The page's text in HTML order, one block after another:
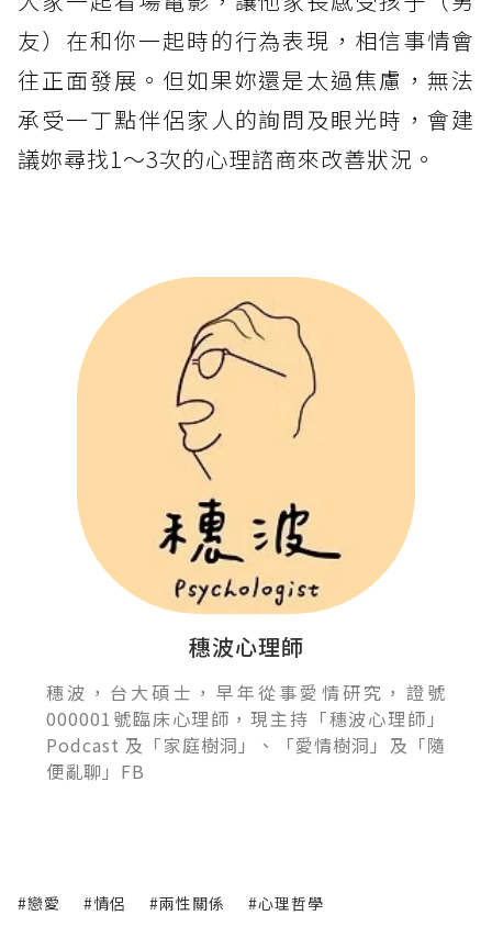
友）在和你一起時的行為表現，相信事情會
往正面發展。但如果妳還是太過焦慮，無法
承受一丁點伴侶家人的詢問及眼光時，會建
議妳尋找1～3次的心理諮商來改善狀況。
穗波心理師
穗波，台大碩士，早年從事愛情研究，證號
000001號臨床心理師，現主持「穗波心理師」
Podcast 及「家庭樹洞」、「愛情樹洞」及「隨
便亂聊」FB
#戀愛 #情侶 #兩性關係 #心理哲學